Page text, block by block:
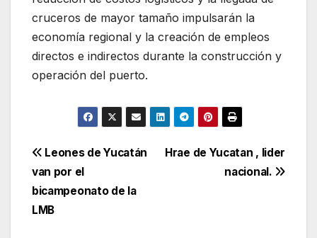
cruceros de mayor tamaño impulsarán la
economía regional y la creación de empleos
directos e indirectos durante la construcción y
operación del puerto.
Navegación
de
entradas
Hrae de Yucatan , lider
nacional.
Leones de Yucatán
van por el
bicampeonato de la
LMB